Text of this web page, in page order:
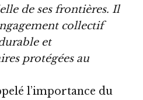
de ses frontières. Il
collectif
et
protégées au
l’importance du